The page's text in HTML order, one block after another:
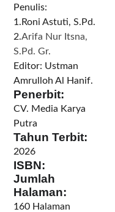
Penulis:
1.Roni Astuti, S.Pd.
2.Arifa Nur Itsna,
S.Pd. Gr.
Editor: Ustman
Amrulloh Al Hanif.
Penerbit:
CV. Media Karya
Putra
Tahun Terbit:
2026
ISBN:
Jumlah
Halaman:
160 Halaman